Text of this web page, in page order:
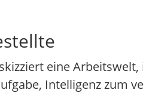
eine
Intelligenz zum